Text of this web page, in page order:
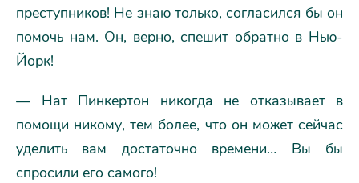
преступников! Не знаю только, согласился бы он
помочь нам. Он, верно, спешит обратно в Нью-
Йорк!
— Нат Пинкертон никогда не отказывает в
помощи никому, тем более, что он может сейчас
уделить вам достаточно времени… Вы бы
спросили его самого!